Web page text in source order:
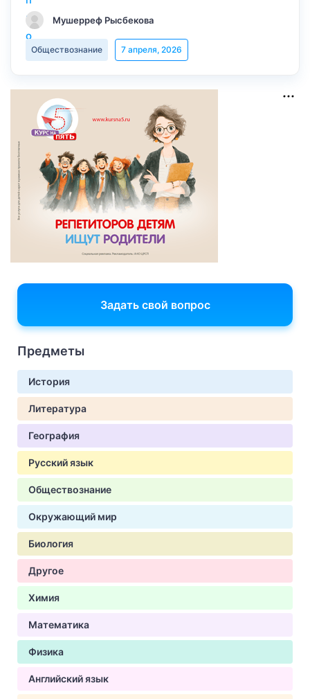
Мушерреф Рысбекова
Обществознание 7 апреля, 2026
Задать свой вопрос
Предметы
История
Литература
География
Русский язык
Обществознание
Окружающий мир
Биология
Другое
Химия
Математика
Физика
Английский язык